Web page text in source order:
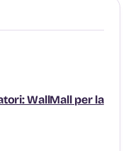
WallMall per la